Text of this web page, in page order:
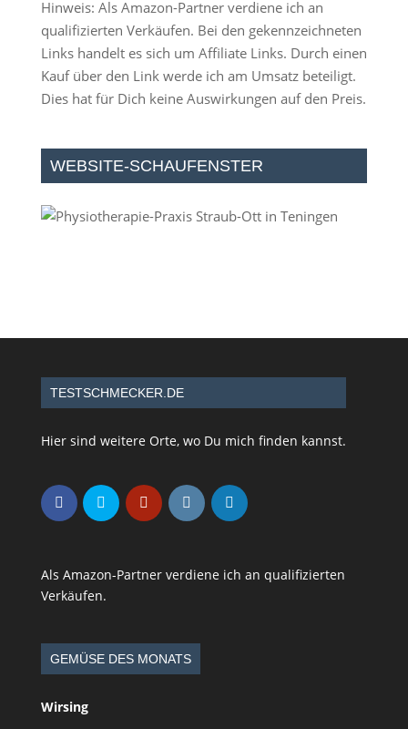
Hinweis: Als Amazon-Partner verdiene ich an
qualifizierten Verkäufen. Bei den gekennzeichneten
Links handelt es sich um Affiliate Links. Durch einen
Kauf über den Link werde ich am Umsatz beteiligt.
Dies hat für Dich keine Auswirkungen auf den Preis.
WEBSITE-SCHAUFENSTER
TESTSCHMECKER.DE
Hier sind weitere Orte, wo Du mich finden kannst.
Als Amazon-Partner verdiene ich an qualifizierten
Verkäufen.
GEMÜSE DES MONATS
Wirsing